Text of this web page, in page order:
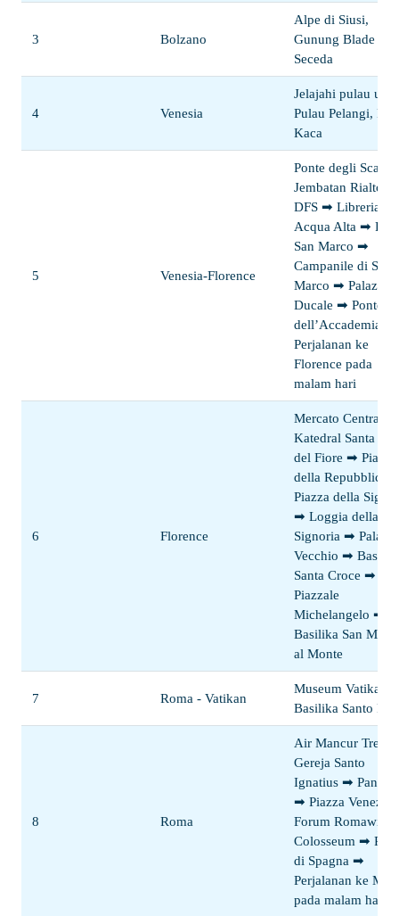
3 Bolzano
Alpe di Siusi,
Gunung Blade
Seceda
4 Venesia
Jelajahi pulau
Pulau Pelangi,
Kaca
5 Venesia-Florence
Ponte degli
Jembatan Rialto ➡
DFS ➡ Libreria
Acqua Alta ➡
San Marco ➡
Campanile di San
Marco ➡ Palazzo
Ducale ➡ Ponte
dell’Accademia ➡
Perjalanan ke
Florence pada
malam hari
6 Florence
Mercato Centrale
Katedral Santa
del Fiore ➡ Piazza
della Repubblica
Piazza della
➡ Loggia della
Signoria ➡
Vecchio ➡
Santa Croce ➡
Piazzale
Michelangelo ➡
Basilika San
al Monte
7 Roma - Vatikan
Museum Vatikan,
Basilika Santo
8 Roma
Air Mancur Trevi
Gereja Santo
Ignatius ➡
➡ Piazza Venezia
Forum Romawi ➡
Colosseum ➡
di Spagna ➡
Perjalanan ke
pada malam hari